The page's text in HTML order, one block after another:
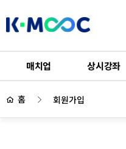
K-
매치업 상시강좌
하
위
메
홈 회원가입